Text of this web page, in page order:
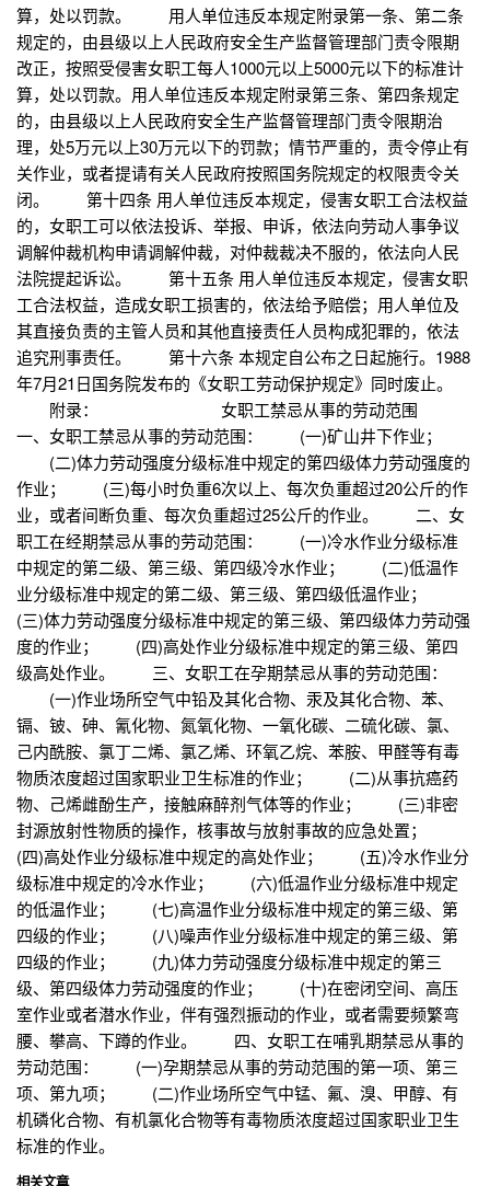
算，处以罚款。 用人单位违反本规定附录第一条、第二条
规定的，由县级以上人民政府安全生产监督管理部门责令限期
改正，按照受侵害女职工每人1000元以上5000元以下的标准计
算，处以罚款。用人单位违反本规定附录第三条、第四条规定
的，由县级以上人民政府安全生产监督管理部门责令限期治
理，处5万元以上30万元以下的罚款；情节严重的，责令停止有
关作业，或者提请有关人民政府按照国务院规定的权限责令关
闭。 第十四条 用人单位违反本规定，侵害女职工合法权益
的，女职工可以依法投诉、举报、申诉，依法向劳动人事争议
调解仲裁机构申请调解仲裁，对仲裁裁决不服的，依法向人民
法院提起诉讼。 第十五条 用人单位违反本规定，侵害女职
工合法权益，造成女职工损害的，依法给予赔偿；用人单位及
其直接负责的主管人员和其他直接责任人员构成犯罪的，依法
追究刑事责任。 第十六条 本规定自公布之日起施行。1988
年7月21日国务院发布的《女职工劳动保护规定》同时废止。
附录： 女职工禁忌从事的劳动范围
一、女职工禁忌从事的劳动范围： (一)矿山井下作业；
(二)体力劳动强度分级标准中规定的第四级体力劳动强度的
作业； (三)每小时负重6次以上、每次负重超过20公斤的作
业，或者间断负重、每次负重超过25公斤的作业。 二、女
职工在经期禁忌从事的劳动范围： (一)冷水作业分级标准
中规定的第二级、第三级、第四级冷水作业； (二)低温作
业分级标准中规定的第二级、第三级、第四级低温作业；
(三)体力劳动强度分级标准中规定的第三级、第四级体力劳动强
度的作业； (四)高处作业分级标准中规定的第三级、第四
级高处作业。 三、女职工在孕期禁忌从事的劳动范围：
(一)作业场所空气中铅及其化合物、汞及其化合物、苯、
镉、铍、砷、氰化物、氮氧化物、一氧化碳、二硫化碳、氯、
己内酰胺、氯丁二烯、氯乙烯、环氧乙烷、苯胺、甲醛等有毒
物质浓度超过国家职业卫生标准的作业； (二)从事抗癌药
物、己烯雌酚生产，接触麻醉剂气体等的作业； (三)非密
封源放射性物质的操作，核事故与放射事故的应急处置；
(四)高处作业分级标准中规定的高处作业； (五)冷水作业分
级标准中规定的冷水作业； (六)低温作业分级标准中规定
的低温作业； (七)高温作业分级标准中规定的第三级、第
四级的作业； (八)噪声作业分级标准中规定的第三级、第
四级的作业； (九)体力劳动强度分级标准中规定的第三
级、第四级体力劳动强度的作业； (十)在密闭空间、高压
室作业或者潜水作业，伴有强烈振动的作业，或者需要频繁弯
腰、攀高、下蹲的作业。 四、女职工在哺乳期禁忌从事的
劳动范围： (一)孕期禁忌从事的劳动范围的第一项、第三
项、第九项； (二)作业场所空气中锰、氟、溴、甲醇、有
机磷化合物、有机氯化合物等有毒物质浓度超过国家职业卫生
标准的作业。
相关文章